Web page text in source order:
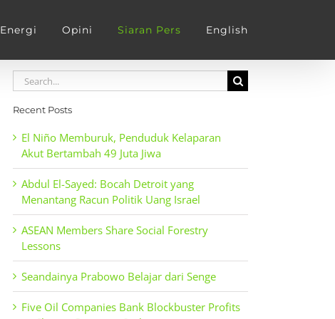
Energi Opini Siaran Pers English
Search
for:
Recent Posts
El Niño Memburuk, Penduduk Kelaparan
Akut Bertambah 49 Juta Jiwa
Abdul El-Sayed: Bocah Detroit yang
Menantang Racun Politik Uang Israel
ASEAN Members Share Social Forestry
Lessons
Seandainya Prabowo Belajar dari Senge
Five Oil Companies Bank Blockbuster Profits